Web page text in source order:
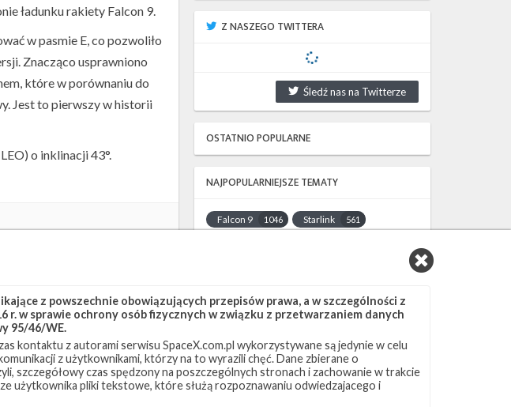
ładunku rakiety Falcon 9.
w pasmie E, co pozwoliło
Znacząco usprawniono
które w porównaniu do
Jest to pierwszy w historii
o inklinacji 43°.
Z NASZEGO TWITTERA
Śledź nas na Twitterze
OSTATNIO POPULARNE
NAJPOPULARNIEJSZE TEMATY
Falcon 9 1046 Starlink 561
JRTI 214 ASOG 181
Starship 107 Landing Zone 1 96
Loty załogowe 95 ISS 93
z powszechnie obowiązujących przepisów prawa, a w szczególności z
r. w sprawie ochrony osób fizycznych w związku z przetwarzaniem danych
95/46/WE.
kontaktu z autorami serwisu SpaceX.com.pl wykorzystywane są jedynie w celu
z użytkownikami, którzy na to wyrazili chęć. Dane zbierane o
szczegółowy czas spędzony na poszczególnych stronach i zachowanie w trakcie
użytkownika pliki tekstowe, które służą rozpoznawaniu odwiedzajacego i